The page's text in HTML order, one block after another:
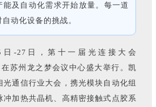
能及自动化需求开始放量。每一道
动化设备的挑战。
日-27日，第十一届光连接大会
在苏州龙之梦会议中心盛大举行。凯
光通信行业大会，携光模块自动化组
冲加热共晶机、高精密接触式点胶系